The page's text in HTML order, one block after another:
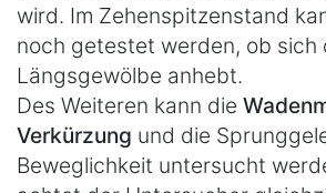
wird. Im Zehenspitzenstand
noch getestet werden, ob sich
Längsgewölbe anhebt.
Des Weiteren kann die
Verkürzung und die
Beweglichkeit untersucht